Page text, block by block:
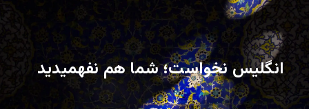
انگلیس نخواست؛ شما هم نفهمیدید